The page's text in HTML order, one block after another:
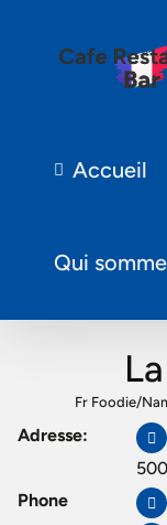
Accueil
Qui
Fr Foodie/
Adresse:
Phone